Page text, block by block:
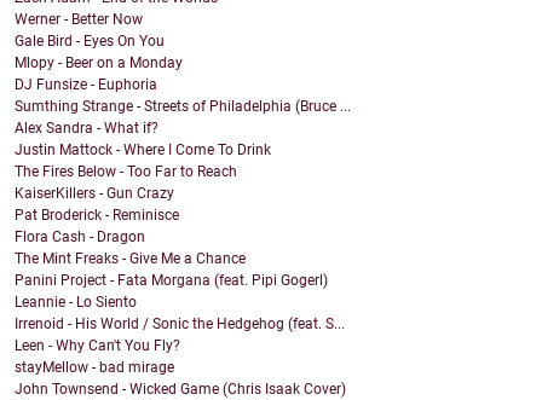
Werner - Better Now
Gale Bird - Eyes On You
Mlopy - Beer on a Monday
DJ Funsize - Euphoria
Sumthing Strange - Streets of Philadelphia (Bruce ...
Alex Sandra - What if?
Justin Mattock - Where I Come To Drink
The Fires Below - Too Far to Reach
KaiserKillers - Gun Crazy
Pat Broderick - Reminisce
Flora Cash - Dragon
The Mint Freaks - Give Me a Chance
Panini Project - Fata Morgana (feat. Pipi Gogerl)
Leannie - Lo Siento
Irrenoid - His World / Sonic the Hedgehog (feat. S...
Leen - Why Can't You Fly?
stayMellow - bad mirage
John Townsend - Wicked Game (Chris Isaak Cover)